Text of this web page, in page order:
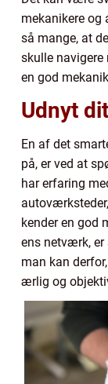
mekanikere og
så mange, at
skulle navigere
en god
Udnyt
En af det
på, er ved at
har erfaring
kender en god
ens netværk, er
man kan
ærlig og